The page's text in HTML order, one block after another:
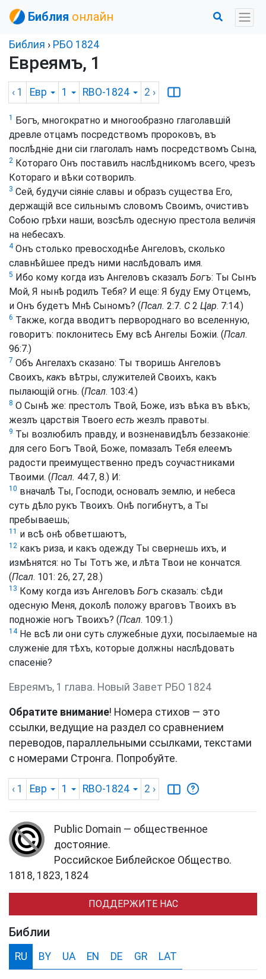
Библия онлайн
Библия › РБО 1824
Евреямъ, 1
‹ 1 Евр 1 RBO-1824 2 ›
1
Богъ, многократно и многообразно глаголавшій
древле отцамъ посредствомъ пророковъ, въ
послѣдніе дни сіи глаголалъ намъ посредствомъ Сына,
2 Котораго Онъ поставилъ наслѣдникомъ всего, чрезъ
Котораго и вѣки сотворилъ.
3 Сей, будучи сіяніе славы и образъ существа Его,
держащій все сильнымъ словомъ Своимъ, очистивъ
Собою грѣхи наши, возсѣлъ одесную престола величія
на небесахъ.
4Онъ столько превосходнѣе Ангеловъ, сколько
славнѣйшее предъ ними наслѣдовалъ имя.
5 Ибо кому когда изъ Ангеловъ сказалъ Богъ: Ты Сынъ
Мой, Я нынѣ родилъ Тебя? И еще: Я буду Ему Отцемъ,
и Онъ будетъ Мнѣ Сыномъ? (Псал. 2:7. С 2 Цар. 7:14.)
6 Также, когда вводитъ первороднаго во вселенную,
говоритъ: поклонитесь Ему всѣ Ангелы Божіи. (Псал.
96:7.)
7 Объ Ангелахъ сказано: Ты творишь Ангеловъ
Своихъ, какъ вѣтры, служителей Своихъ, какъ
пылающій огнь. (Псал. 103:4.)
8 О Сынѣ же: престолъ Твой, Боже, изъ вѣка въ вѣкъ;
жезлъ царствія Твоего есть жезлъ правоты.
9 Ты возлюбилъ правду, и возненавидѣлъ беззаконіе:
для сего Богъ Твой, Боже, помазалъ Тебя елеемъ
радости преимущественно предъ соучастниками
Твоими. (Псал. 44:7, 8.) И:
10 вначалѣ Ты, Господи, основалъ землю, и небеса
суть дѣло рукъ Твоихъ. Онѣ погибнутъ, а Ты
пребываешь;
11 и всѣ онѣ обветшаютъ,
12 какъ риза, и какъ одежду Ты свернешь ихъ, и
измѣнятся: но Ты Тотъ же, и лѣта Твои не кончатся.
(Псал. 101: 26, 27, 28.)
13 Кому когда изъ Ангеловъ Богъ сказалъ: сѣди
одесную Меня, доколѣ положу враговъ Твоихъ въ
подножіе ногъ Твоихъ? (Псал. 109:1.)
14Не всѣ ли они суть служебные духи, посылаемые на
служеніе для тѣхъ, которые должны наслѣдовать
спасеніе?
Евреямъ, 1 глава. Новый Завет РБО 1824
Обратите внимание! Номера стихов — это
ссылки, ведущие на раздел со сравнением
переводов, параллельными ссылками, текстами
с номерами Стронга. Попробуйте.
‹ 1 Евр 1 RBO-1824 2 ›
Public Domain — общественное
достояние.
Российское Библейское Общество.
1818, 1823, 1824
ПОДДЕРЖИТЕ НАС
Библии
RU BY UA EN DE GR LAT